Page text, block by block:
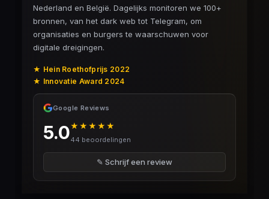
Nederland en België. Dagelijks monitoren we 100+
bronnen, van het dark web tot Telegram, om
organisaties en burgers te waarschuwen voor
digitale dreigingen.
★ Hein Roethofprijs 2022
★ Innovatie Award 2024
Google Reviews
5.0★★★★★
44 beoordelingen
✎ Schrijf een review